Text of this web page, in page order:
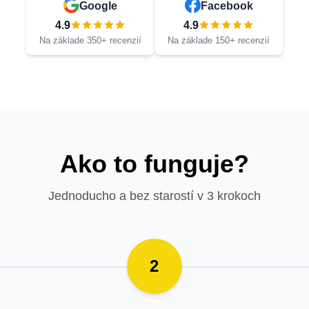
Google
4.9
Na základe 350+ recenzií
Facebook
4.9
Na základe 150+ recenzií
Ako to funguje?
Jednoducho a bez starostí v 3 krokoch
2